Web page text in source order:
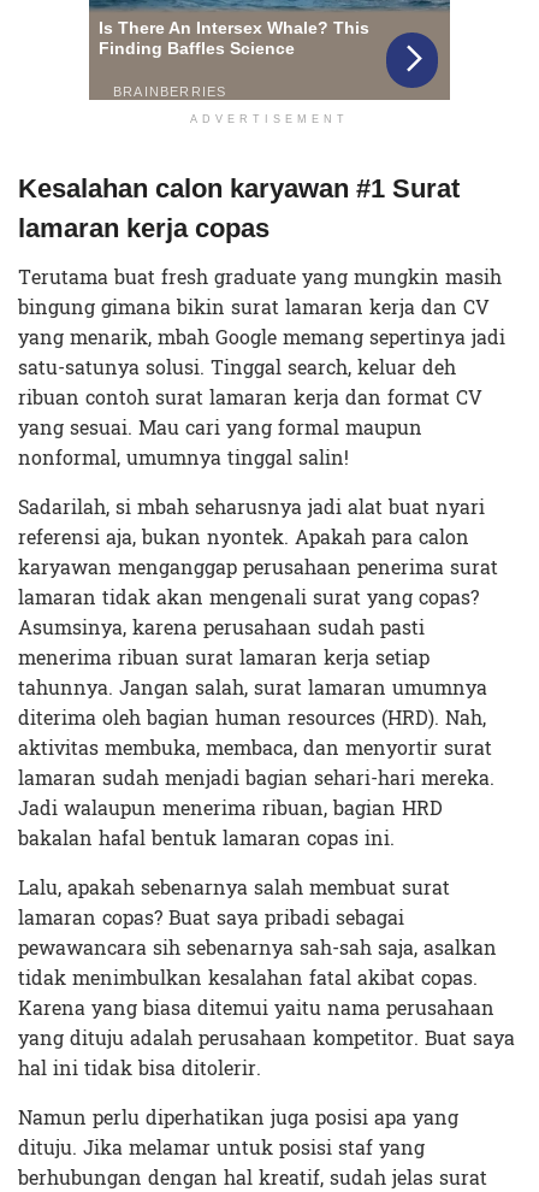
ADVERTISEMENT
Kesalahan calon karyawan #1 Surat
lamaran kerja copas
Terutama buat fresh graduate yang mungkin masih
bingung gimana bikin surat lamaran kerja dan CV
yang menarik, mbah Google memang sepertinya jadi
satu-satunya solusi. Tinggal search, keluar deh
ribuan contoh surat lamaran kerja dan format CV
yang sesuai. Mau cari yang formal maupun
nonformal, umumnya tinggal salin!
Sadarilah, si mbah seharusnya jadi alat buat nyari
referensi aja, bukan nyontek. Apakah para calon
karyawan menganggap perusahaan penerima surat
lamaran tidak akan mengenali surat yang copas?
Asumsinya, karena perusahaan sudah pasti
menerima ribuan surat lamaran kerja setiap
tahunnya. Jangan salah, surat lamaran umumnya
diterima oleh bagian human resources (HRD). Nah,
aktivitas membuka, membaca, dan menyortir surat
lamaran sudah menjadi bagian sehari-hari mereka.
Jadi walaupun menerima ribuan, bagian HRD
bakalan hafal bentuk lamaran copas ini.
Lalu, apakah sebenarnya salah membuat surat
lamaran copas? Buat saya pribadi sebagai
pewawancara sih sebenarnya sah-sah saja, asalkan
tidak menimbulkan kesalahan fatal akibat copas.
Karena yang biasa ditemui yaitu nama perusahaan
yang dituju adalah perusahaan kompetitor. Buat saya
hal ini tidak bisa ditolerir.
Namun perlu diperhatikan juga posisi apa yang
dituju. Jika melamar untuk posisi staf yang
berhubungan dengan hal kreatif, sudah jelas surat